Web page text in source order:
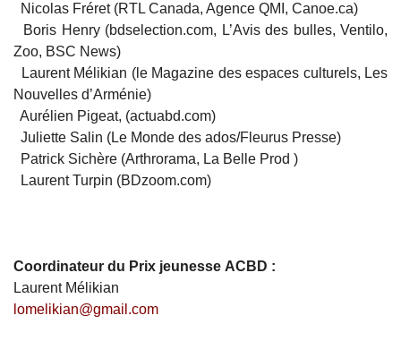
Nicolas Fréret (RTL Canada, Agence QMI, Canoe.ca)
Boris Henry (bdselection.com, L’Avis des bulles, Ventilo,
Zoo, BSC News)
Laurent Mélikian (le Magazine des espaces culturels, Les
Nouvelles d’Arménie)
Aurélien Pigeat, (actuabd.com)
Juliette Salin (Le Monde des ados/Fleurus Presse)
Patrick Sichère (Arthrorama, La Belle Prod )
Laurent Turpin (BDzoom.com)
Coordinateur du Prix jeunesse ACBD :
Laurent Mélikian
lomelikian@gmail.com